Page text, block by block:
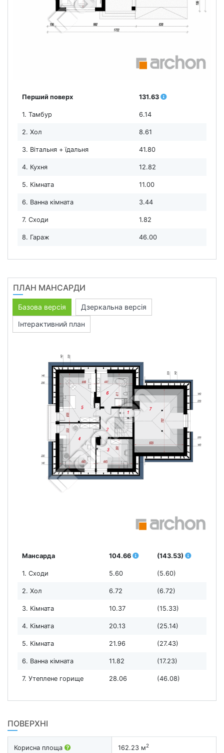
Перший поверх 131.63
1. Тамбур 6.14
2. Хол 8.61
3. Вітальня + їдальня 41.80
4. Кухня 12.82
5. Кімната 11.00
6. Ванна кімната 3.44
7. Сходи 1.82
8. Гараж 46.00
ПЛАН МАНСАРДИ
Базова версія
Дзеркальна версія
Інтерактивний план
Мансарда 104.66 (143.53)
1. Сходи 5.60 (5.60)
2. Хол 6.72 (6.72)
3. Кімната 10.37 (15.33)
4. Кімната 20.13 (25.14)
5. Кімната 21.96 (27.43)
6. Ванна кімната 11.82 (17.23)
7. Утеплене горище 28.06 (46.08)
ПОВЕРХНІ
Корисна площа 162.23 м2